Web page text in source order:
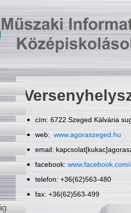
cím: 6722 Szeged Kálvária
web: www.agoraszeged.hu
email:
facebook:
telefon: +36(62)563-480
fax: +36(62)563-499